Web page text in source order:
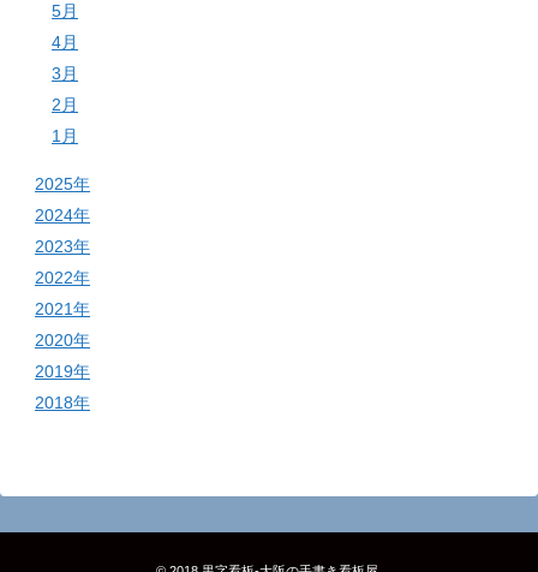
5月
4月
3月
2月
1月
2025年
2024年
2023年
2022年
2021年
2020年
2019年
2018年